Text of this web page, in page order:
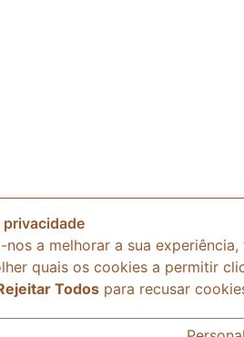
privacidade
nos a melhorar a sua
quais os cookies a permitir
Todos para recusar